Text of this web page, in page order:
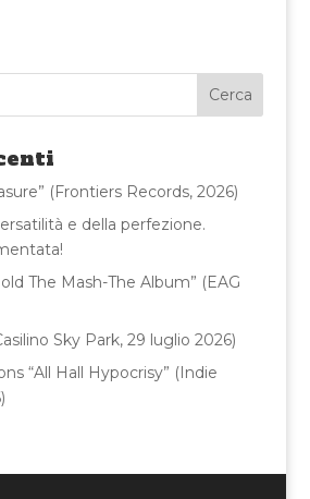
di
vi
di
(Frontiers Records, 2026)
e della perfezione.
The Mash-The Album” (EAG
Sky Park, 29 luglio 2026)
“All Hall Hypocrisy” (Indie